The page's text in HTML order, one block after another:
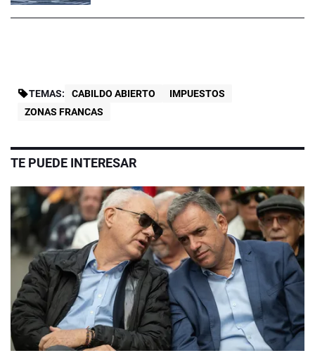
TEMAS: CABILDO ABIERTO
IMPUESTOS
ZONAS FRANCAS
TE PUEDE INTERESAR